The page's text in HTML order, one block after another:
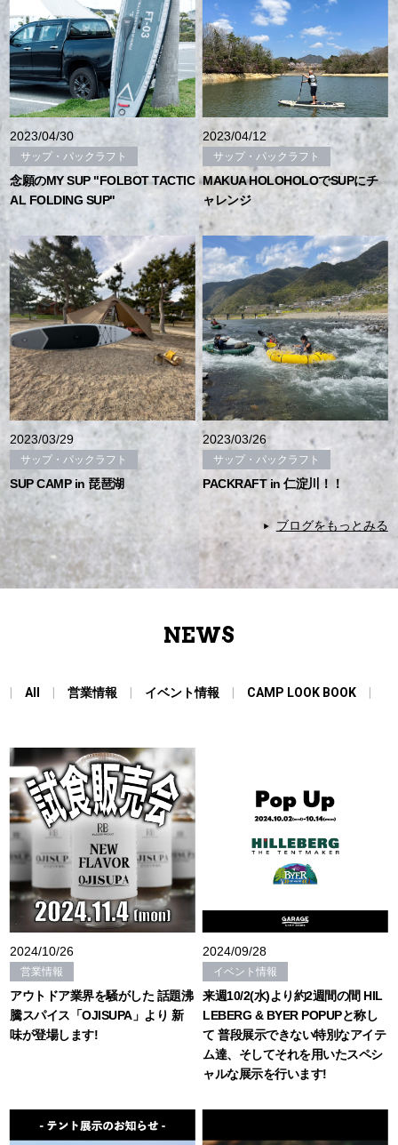
2023/04/30
サップ・パックラフト
念願のMY SUP "FOLBOT TACTIC
AL FOLDING SUP"
2023/04/12
サップ・パックラフト
MAKUA HOLOHOLOでSUPにチ
ャレンジ
2023/03/29
サップ・パックラフト
SUP CAMP in 琵琶湖
2023/03/26
サップ・パックラフト
PACKRAFT in 仁淀川！！
ブログをもっとみる
NEWS
All 営業情報 イベント情報 CAMP LOOK BOOK
2024/10/26
営業情報
アウトドア業界を騒がした 話題沸
騰スパイス「OJISUPA」より 新
味が登場します!
2024/09/28
イベント情報
来週10/2(水)より約2週間の間 HIL
LEBERG & BYER POPUPと称し
て 普段展示できない特別なアイテ
ム達、そしてそれを用いたスペシ
ャルな展示を行います!